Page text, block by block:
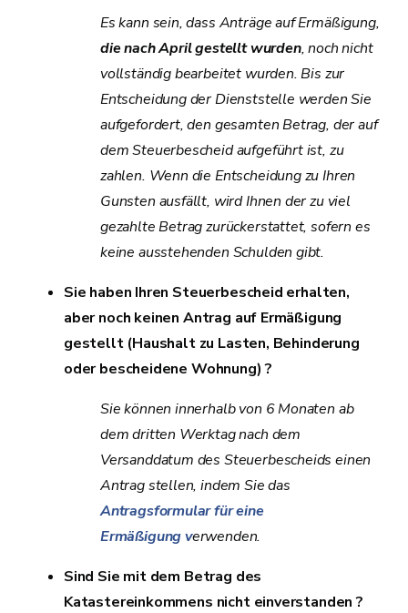
Es kann sein, dass Anträge auf Ermäßigung,
die nach April gestellt wurden, noch nicht
vollständig bearbeitet wurden. Bis zur
Entscheidung der Dienststelle werden Sie
aufgefordert, den gesamten Betrag, der auf
dem Steuerbescheid aufgeführt ist, zu
zahlen. Wenn die Entscheidung zu Ihren
Gunsten ausfällt, wird Ihnen der zu viel
gezahlte Betrag zurückerstattet, sofern es
keine ausstehenden Schulden gibt.
Sie haben Ihren Steuerbescheid erhalten,
aber noch keinen Antrag auf Ermäßigung
gestellt (Haushalt zu Lasten, Behinderung
oder bescheidene Wohnung) ?
Sie können innerhalb von 6 Monaten ab
dem dritten Werktag nach dem
Versanddatum des Steuerbescheids einen
Antrag stellen, indem Sie das
Antragsformular für eine
Ermäßigung verwenden.
Sind Sie mit dem Betrag des
Katastereinkommens nicht einverstanden ?